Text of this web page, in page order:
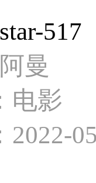
517
曼
电影
2022-